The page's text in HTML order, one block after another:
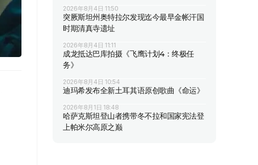
2026年8月4日 11:50
突厥斯坦州奥特拉尔发现迄今最早金帐汗国
时期清真寺遗址
2026年8月4日 11:11
成龙抵达巴库拍摄《飞鹰计划4：终极任
务》
2026年8月4日 10:54
迪玛希发布全新土耳其语原创歌曲《命运》
2026年8月1日 18:48
哈萨克斯坦登山者携带冬不拉和国家宪法登
上帕米尔高原之巅